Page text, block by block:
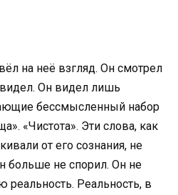
на неё взгляд. Он смотрел
видел. Он видел лишь
бессмысленный набор
«Чистота». Эти слова, как
от его сознания, не
больше не спорил. Он не
реальность. Реальность, в